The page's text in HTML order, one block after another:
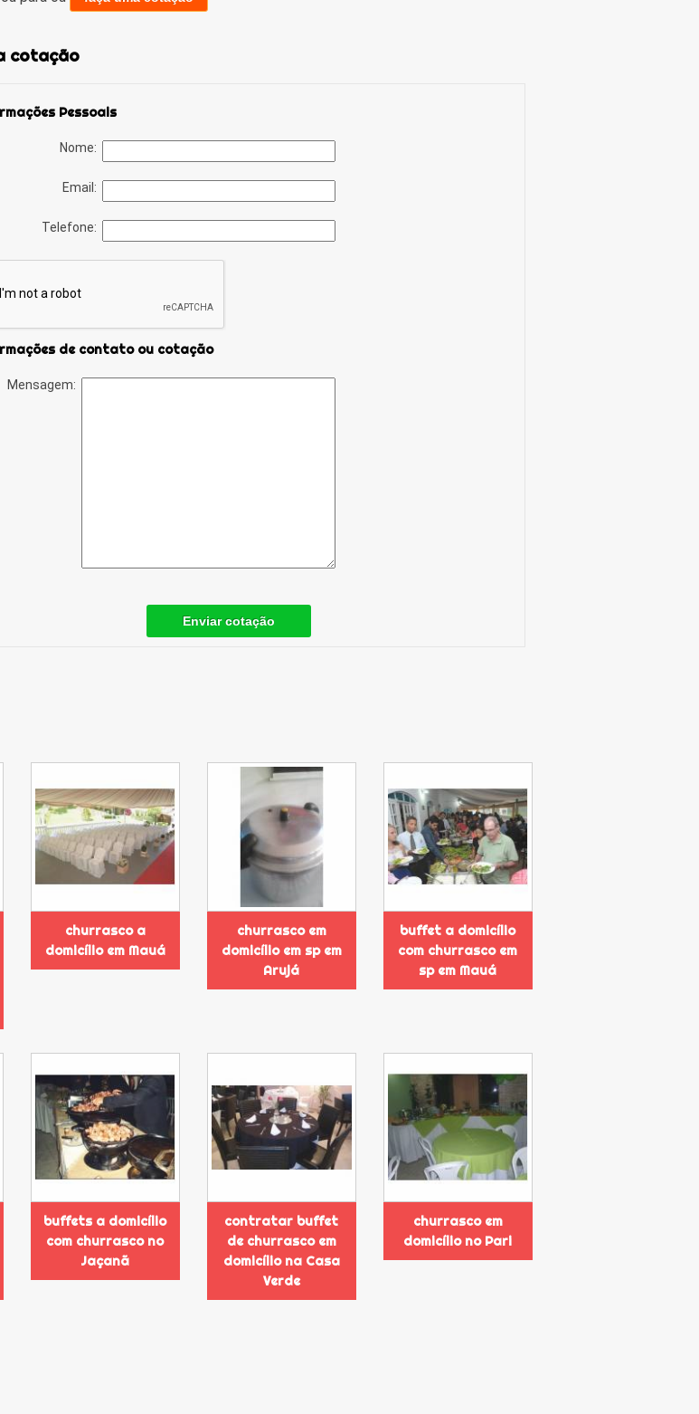
cotação
Pessoais
Nome:
Email:
Telefone:
de contato ou cotação
Mensagem:
Enviar cotação
churrasco a
domicílio em Mauá
churrasco em
domicílio em sp em
Arujá
buffet a domicílio
com churrasco em
sp em Mauá
buffets a domicílio
com churrasco no
Jaçanã
contratar buffet
de churrasco em
domicílio na Casa
Verde
churrasco em
domicílio no Pari